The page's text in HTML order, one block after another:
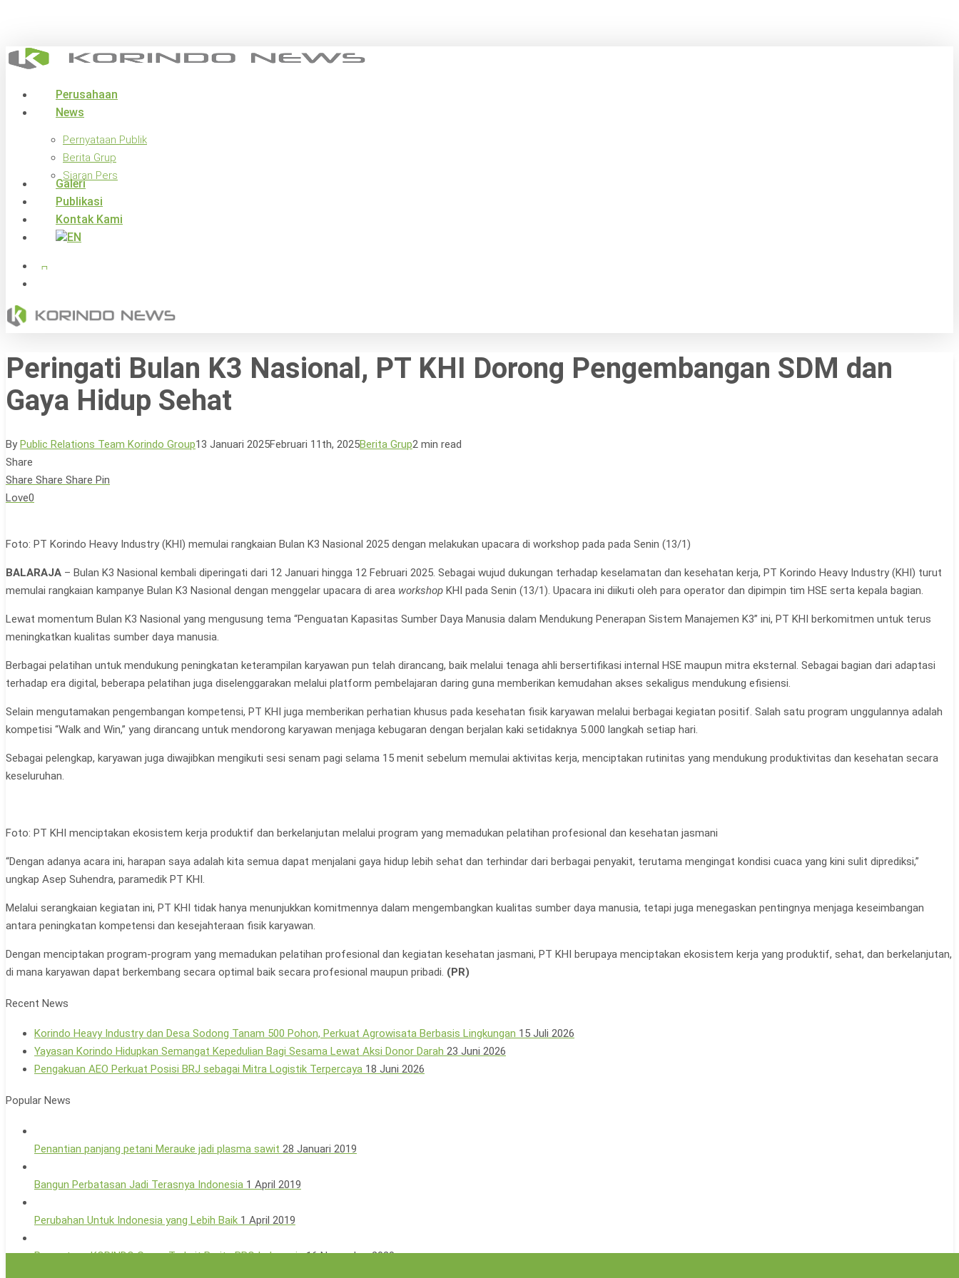
main
content
search
Menu
Perusahaan
News
Pernyataan Publik
Berita Grup
Siaran Pers
Galeri
Publikasi
Kontak Kami
x-
twitter
facebook
Peringati Bulan K3 Nasional, PT KHI Dorong Pengembangan SDM dan
Gaya Hidup Sehat
By Public Relations Team Korindo Group13 Januari 2025Februari 11th, 2025Berita Grup2 min read
Share
Share Share Share Pin
Love0
Foto: PT Korindo Heavy Industry (KHI) memulai rangkaian Bulan K3 Nasional 2025 dengan melakukan upacara di workshop pada pada Senin (13/1)
BALARAJA – Bulan K3 Nasional kembali diperingati dari 12 Januari hingga 12 Februari 2025. Sebagai wujud dukungan terhadap keselamatan dan kesehatan kerja, PT Korindo Heavy Industry (KHI) turut
memulai rangkaian kampanye Bulan K3 Nasional dengan menggelar upacara di area workshop KHI pada Senin (13/1). Upacara ini diikuti oleh para operator dan dipimpin tim HSE serta kepala bagian.
Lewat momentum Bulan K3 Nasional yang mengusung tema “Penguatan Kapasitas Sumber Daya Manusia dalam Mendukung Penerapan Sistem Manajemen K3” ini, PT KHI berkomitmen untuk terus
meningkatkan kualitas sumber daya manusia.
Berbagai pelatihan untuk mendukung peningkatan keterampilan karyawan pun telah dirancang, baik melalui tenaga ahli bersertifikasi internal HSE maupun mitra eksternal. Sebagai bagian dari adaptasi
terhadap era digital, beberapa pelatihan juga diselenggarakan melalui platform pembelajaran daring guna memberikan kemudahan akses sekaligus mendukung efisiensi.
Selain mengutamakan pengembangan kompetensi, PT KHI juga memberikan perhatian khusus pada kesehatan fisik karyawan melalui berbagai kegiatan positif. Salah satu program unggulannya adalah
kompetisi “Walk and Win,” yang dirancang untuk mendorong karyawan menjaga kebugaran dengan berjalan kaki setidaknya 5.000 langkah setiap hari.
Sebagai pelengkap, karyawan juga diwajibkan mengikuti sesi senam pagi selama 15 menit sebelum memulai aktivitas kerja, menciptakan rutinitas yang mendukung produktivitas dan kesehatan secara
keseluruhan.
Foto: PT KHI menciptakan ekosistem kerja produktif dan berkelanjutan melalui program yang memadukan pelatihan profesional dan kesehatan jasmani
“Dengan adanya acara ini, harapan saya adalah kita semua dapat menjalani gaya hidup lebih sehat dan terhindar dari berbagai penyakit, terutama mengingat kondisi cuaca yang kini sulit diprediksi,”
ungkap Asep Suhendra, paramedik PT KHI.
Melalui serangkaian kegiatan ini, PT KHI tidak hanya menunjukkan komitmennya dalam mengembangkan kualitas sumber daya manusia, tetapi juga menegaskan pentingnya menjaga keseimbangan
antara peningkatan kompetensi dan kesejahteraan fisik karyawan.
Dengan menciptakan program-program yang memadukan pelatihan profesional dan kegiatan kesehatan jasmani, PT KHI berupaya menciptakan ekosistem kerja yang produktif, sehat, dan berkelanjutan,
di mana karyawan dapat berkembang secara optimal baik secara profesional maupun pribadi. (PR)
Recent News
Korindo Heavy Industry dan Desa Sodong Tanam 500 Pohon, Perkuat Agrowisata Berbasis Lingkungan 15 Juli 2026
Yayasan Korindo Hidupkan Semangat Kepedulian Bagi Sesama Lewat Aksi Donor Darah 23 Juni 2026
Pengakuan AEO Perkuat Posisi BRJ sebagai Mitra Logistik Terpercaya 18 Juni 2026
Popular News
Penantian panjang petani Merauke jadi plasma sawit 28 Januari 2019
Bangun Perbatasan Jadi Terasnya Indonesia 1 April 2019
Perubahan Untuk Indonesia yang Lebih Baik 1 April 2019
Pernyataan KORINDO Group Terkait Berita BBC Indonesia 16 November 2020